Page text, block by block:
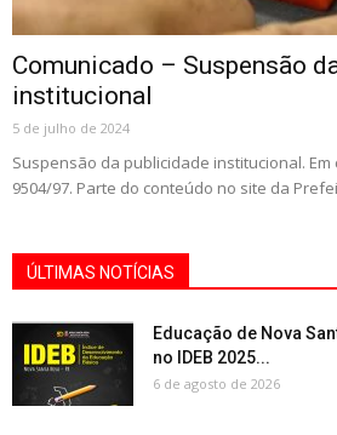
Comunicado – Suspensão
institucional
5 de julho de 2024
Suspensão da publicidade institucional. Em
9504/97. Parte do conteúdo no site da
ÚLTIMAS NOTÍCIAS
Educação de Nova
no IDEB 2025...
6 de agosto de 2026